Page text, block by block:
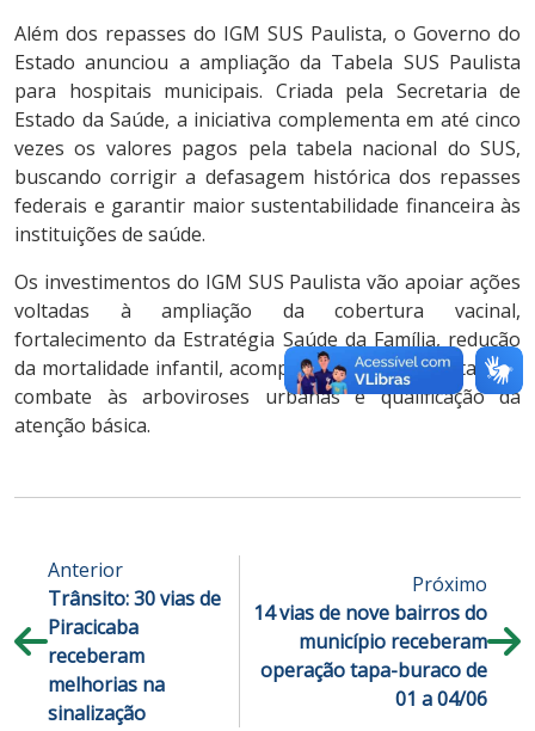
Além dos repasses do IGM SUS Paulista, o Governo do
Estado anunciou a ampliação da Tabela SUS Paulista
para hospitais municipais. Criada pela Secretaria de
Estado da Saúde, a iniciativa complementa em até cinco
vezes os valores pagos pela tabela nacional do SUS,
buscando corrigir a defasagem histórica dos repasses
federais e garantir maior sustentabilidade financeira às
instituições de saúde.
Os investimentos do IGM SUS Paulista vão apoiar ações
voltadas à ampliação da cobertura vacinal,
fortalecimento da Estratégia Saúde da Família, redução
da mortalidade infantil, acompanhamento de gestantes,
combate às arboviroses urbanas e qualificação da
atenção básica.
Anterior
Trânsito: 30 vias de
Piracicaba
receberam
melhorias na
sinalização
Próximo
14 vias de nove bairros do
município receberam
operação tapa-buraco de
01 a 04/06